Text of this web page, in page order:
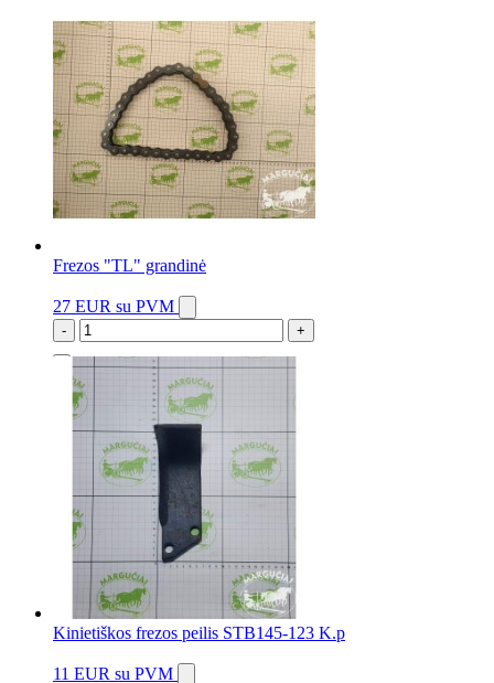
Frezos "TL" grandinė
27 EUR su PVM
- +
2 vnt.
Kinietiškos frezos peilis STB145-123 K.p
11 EUR su PVM